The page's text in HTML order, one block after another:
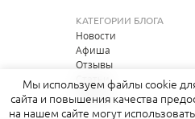
Мы используем файлы cookie
сайта и повышения качества
на нашем сайте могут
КАТЕГОРИИ БЛОГА
Новости
Афиша
Отзывы
Опросы